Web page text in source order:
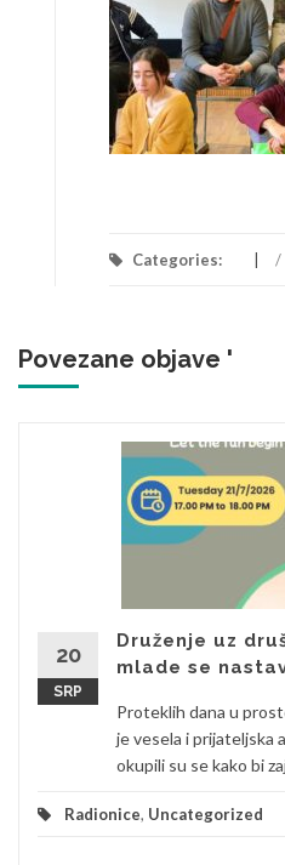
Categories: /
Povezane objave '
20
SRP
Druženje uz
mlade se
Proteklih dana u
je vesela i prijateljska
okupili su se kako bi
Radionice, Uncategorized